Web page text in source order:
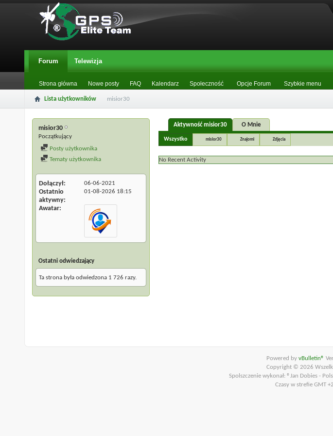
Forum
Strona główna Nowe posty FAQ Kalendarz Społeczność Opcje Forum Szybkie menu
Telewizja
Lista użytkowników misior30
misior30
Początkujący
Posty użytkownika
Tematy użytkownika
Dołączył 06-06-2021
Ostatnio
aktywny
01-08-2026 18:15
Awatar
Ostatni odwiedzający
Ta strona była odwiedzona 1 726 razy.
Aktywność misior30 O Mnie
Wszystko misior30 Znajomi Zdjęcia
No Recent Activity
Powered by vBulletin®
Copyright © 2026
Spolszczenie wykonał: ®Jan Dobies -
Czasy w strefie GMT